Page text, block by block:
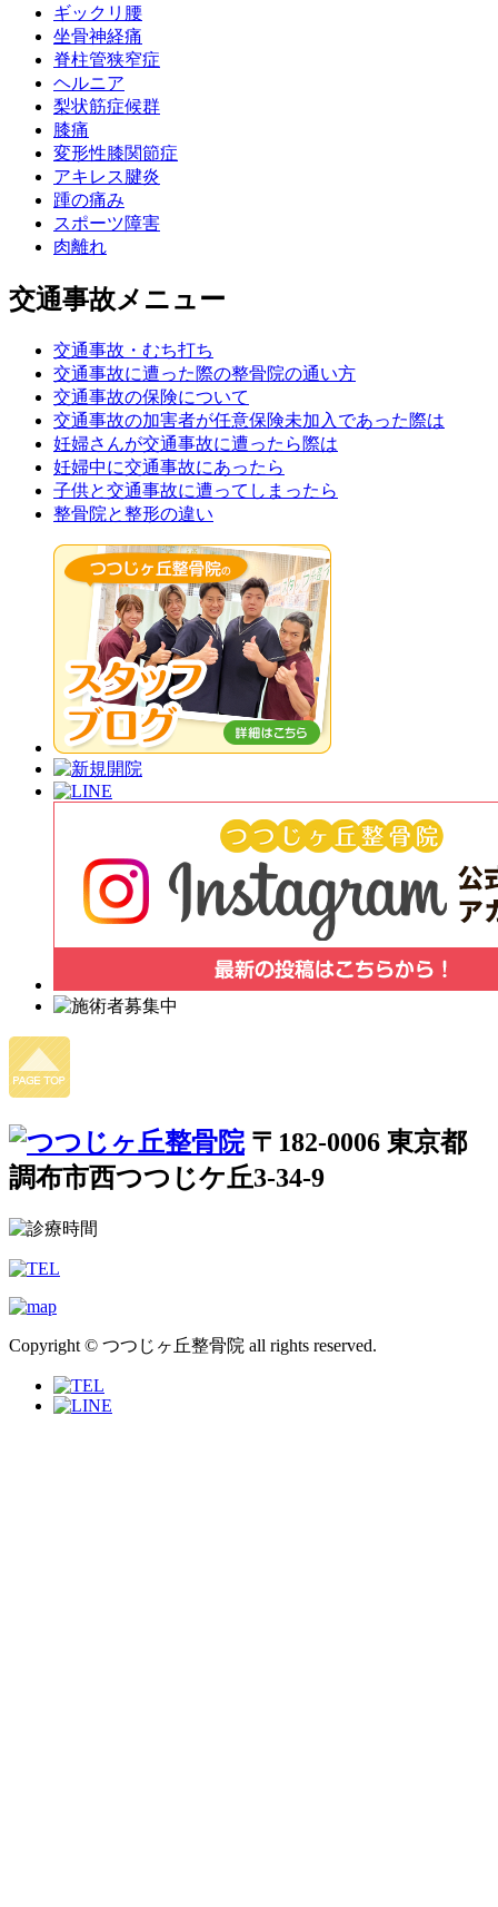
ギックリ腰
坐骨神経痛
脊柱管狭窄症
ヘルニア
梨状筋症候群
膝痛
変形性膝関節症
アキレス腱炎
踵の痛み
スポーツ障害
肉離れ
交通事故メニュー
交通事故・むち打ち
交通事故に遭った際の整骨院の通い方
交通事故の保険について
交通事故の加害者が任意保険未加入であった際は
妊婦さんが交通事故に遭ったら際は
妊婦中に交通事故にあったら
子供と交通事故に遭ってしまったら
整骨院と整形の違い
〒182-0006 東京都
調布市西つつじケ丘3-34-9
Copyright © つつじヶ丘整骨院 all rights reserved.